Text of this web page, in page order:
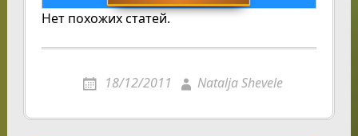
Нет похожих статей.
18/12/2011 Natalja Shevele